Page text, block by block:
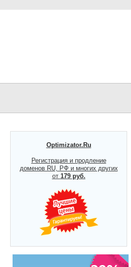
Optimizator.Ru
Регистрация и продление
доменов RU, РФ и многих других
от 179 руб.